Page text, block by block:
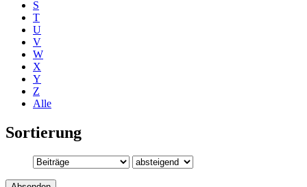
S
T
U
V
W
X
Y
Z
Alle
Sortierung